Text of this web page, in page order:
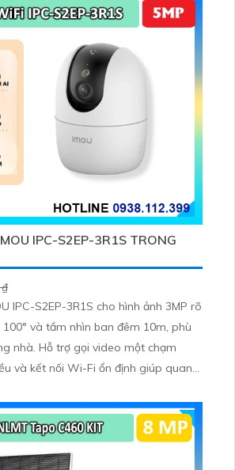
IPC-S2EP-3R1S TRONG
IPC-S2EP-3R1S cho hình ảnh 3MP rõ
và tầm nhìn ban đêm 10m, phù
một chạm
và kết nối Wi-Fi ổn định giúp quan
mây dễ lắp đặt cho gia đình và văn